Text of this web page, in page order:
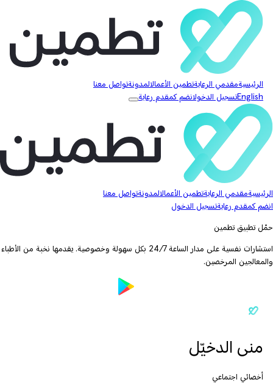
الرئيسيةمقدمي الرعايةتطمين الأعمالالمدونةتواصل معنا
Englishتسجيل الدخولانضم كمقدم رعاية
الرئيسيةمقدمي الرعايةتطمين الأعمالالمدونةتواصل معنا
انضم كمقدم رعايةتسجيل الدخول
حمّل تطبيق تطمين
استشارات نفسية على مدار الساعة 24/7 بكل سهولة وخصوصية. يقدمها نخبة من الأطباء
والمعالجين المرخصين.
منى الدخيّل
أخصائي اجتماعي